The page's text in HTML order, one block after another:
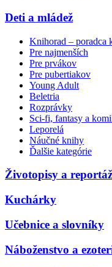
Deti a mládež
Knihorad – poradca
Pre najmenších
Pre prvákov
Pre pubertiakov
Young Adult
Beletria
Rozprávky
Sci-fi, fantasy a
Leporelá
Náučné knihy
Ďalšie kategórie
Životopisy a
Kuchárky
Učebnice a slovníky
Náboženstvo a